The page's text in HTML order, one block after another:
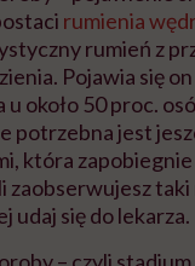
rumienia
rumień z
Pojawia się
u około 50 proc.
potrzebna jest
która
zaobserwujesz
udaj się do lekarza.